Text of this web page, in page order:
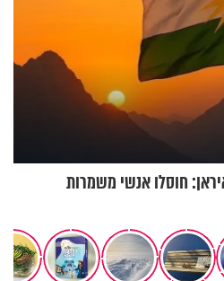
חוסלו אנשי משמרות